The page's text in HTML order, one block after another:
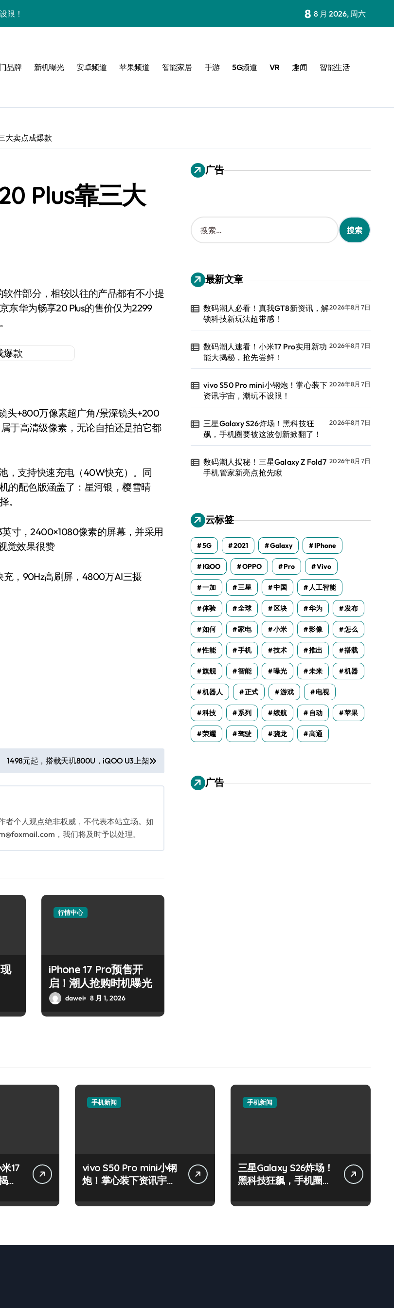
限！
8 8 月 2026, 周六
品牌 新机曝光 安卓频道 苹果频道 智能家居 手游 5G频道 VR 趣闻 智能生活
大卖点成爆款
Plus靠三大
东华为畅享20 Plus的售价仅为2299
头+800万像素超广角/景深镜头+200
于高清级像素，无论自拍还是拍它都
，支持快速充电（40W快充）。同
的配色版涵盖了：星河银，樱雪晴
。
寸，2400×1080像素的屏幕，并采用
觉效果很赞
充，90Hz高刷屏，4800万AI三摄
1498元起，搭载天玑800U，iQOO U3上架
者个人观点绝非权威，不代表本站立场。如
，我们将及时予以处理。
行情中心
iPhone 17 Pro预售开
启！潮人抢购时机曝光
dawei 8 月 1, 2026
广告
搜
索
：
最新文章
数码潮人必看！真我GT8新资讯，解
锁科技新玩法超带感！
2026年8月7日
数码潮人速看！小米17 Pro实用新功
能大揭秘，抢先尝鲜！
2026年8月7日
vivo S50 Pro mini小钢炮！掌心装下
资讯宇宙，潮玩不设限！
2026年8月7日
三星Galaxy S26炸场！黑科技狂
飙，手机圈要被这波创新掀翻了！
2026年8月7日
数码潮人揭秘！三星Galaxy Z Fold7
手机管家新亮点抢先瞅
2026年8月7日
云标签
5G 2021 Galaxy IPhone
IQOO OPPO Pro Vivo
一加 三星 中国 人工智能
体验 全球 区块 华为 发布
如何 家电 小米 影像 怎么
性能 手机 技术 推出 搭载
旗舰 智能 曝光 未来 机器
机器人 正式 游戏 电视
科技 系列 续航 自动 苹果
荣耀 驾驶 骁龙 高通
广告
17
手机新闻
vivo S50 Pro mini小钢
炮！掌心装下资讯宇
手机新闻
三星Galaxy S26炸场！
黑科技狂飙，手机圈要